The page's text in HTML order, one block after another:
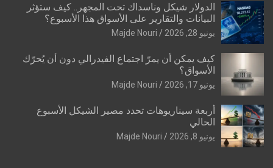
الدولار شيكل وناسداك تحت المجهر.. كيف ستؤثر
البيانات والتقارير على الأسواق هذا الأسبوع؟
يونيو 28, 2026 Majde Nouri
كيف يمكن أن يمرّ اجتماع الفيدرالي دون أن يُحرّك
الأسواق؟
يونيو 17, 2026 Majde Nouri
أربعة سيناريوهات تحدد مصير الشيكل الأسبوع
الحالي
يونيو 8, 2026 Majde Nouri